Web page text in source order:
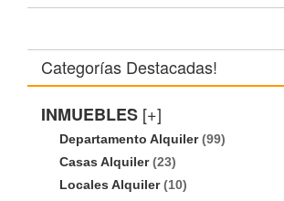
Categorías Destacadas!
INMUEBLES [+]
Departamento Alquiler(99)
Casas Alquiler(23)
Locales Alquiler(10)